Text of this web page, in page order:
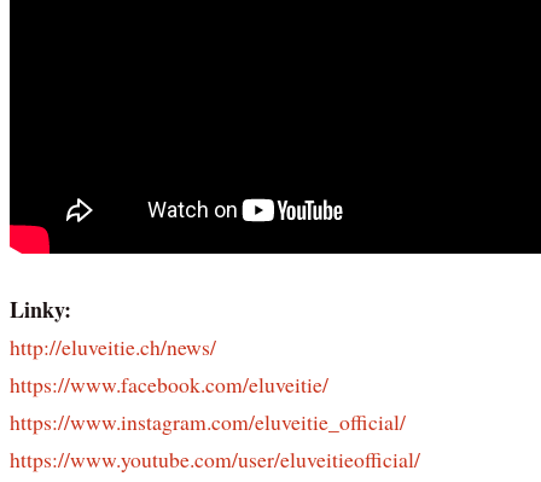
Linky:
http://eluveitie.ch/news/
https://www.facebook.com/eluveitie/
https://www.instagram.com/eluveitie_official/
https://www.youtube.com/user/eluveitieofficial/